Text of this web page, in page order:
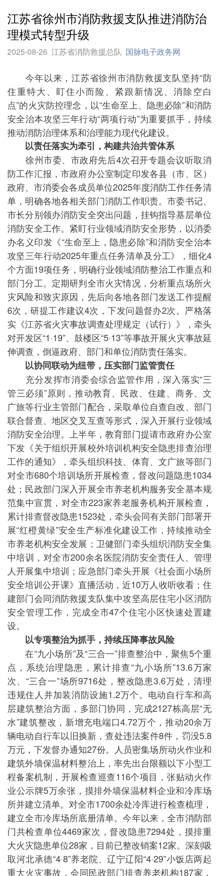
江苏省徐州市消防救援支队推进消防治
理模式转型升级
2025-08-26 江苏省消防救援总队 国脉电子政务网
今年以来，江苏省徐州市消防救援支队坚持“防
住重特大、盯住小而险、紧跟新情况、消除空白
点”的火灾防控理念，以“生命至上、隐患必除”和消防
安全治本攻坚三年行动“两项行动”为重要抓手，持续
推动消防治理体系和治理能力现代化建设。
以责任落实为牵引，构建共治共管体系
徐州市委、市政府先后4次召开专题会议听取消
防工作汇报，市政府办公室制定印发各县（市、区）
政府、市消委会各成员单位2025年度消防工作任务清
单，明确各地各相关部门消防工作职责。市委书记、
市长分别领办消防安全突出问题，挂钩指导基层单位
消防安全工作。紧盯行业领域消防安全形势，以消委
办名义印发《“生命至上，隐患必除”和消防安全治本
攻坚三年行动2025年重点任务清单及分工》，细化4
个方面19项任务，明确行业领域消防整治工作重点和
部门分工。定期研判全市火灾情况，分析重点场所火
灾风险和致灾原因，先后向各地各部门发送工作提醒
6次，研提工作建议4次，下发问题督办2次。严格落
实《江苏省火灾事故调查处理规定（试行）》，牵头
对开发区“1·19”、鼓楼区“5·13”等事故开展火灾事故延
伸调查，倒逼政府、部门和单位消防责任落实。
以协同联动为纽带，压实部门监管责任
充分发挥市消委会综合监管作用，深入落实“三
管三必须”原则，推动教育、民政、住建、商务、文
广旅等行业主管部门配合，采取单位自查自改、部门
联合督查、地区交叉互查等形式，深入开展行业领域
消防安全治理。上半年，教育部门提请市政府办公室
下发《关于组织开展校外培训机构安全隐患排查治理
工作的通知》，牵头组织科技、体育、文广旅等部门
对全市680个培训场所开展检查，督改问题隐患1034
处；民政部门深入开展全市养老机构服务安全基本规
范集中宣贯，对全市223家养老服务机构开展检查，
累计排查督改隐患1523处，牵头会同有关部门部署开
展“红橙黄绿”安全生产标准化建设工作，持续推动全
市养老机构安全发展；卫健部门牵头组织消防安全集
中培训，对全市200余名医院消防安全责任人、管理
人开展集中培训；应急部门牵头开展《社会面小场所
安全培训公开课》直播活动，近10万人收听收看；住
建部门会同消防救援支队集中攻坚高层住宅小区消防
安全管理工作，完成全市47个住宅小区快速处置建
设。
以专项整治为抓手，持续压降事故风险
在“九小场所”及“三合一”排查整治中，聚焦5个重
点，系统治理隐患，累计排查“九小场所”13.6万家
次、“三合一”场所9716处，整改隐患3.6万处，清理
违规住人并加装消防设施1.2万个。电动自行车和高
层建筑整治方面，多部门协同，完成2127栋高层“无
水”建筑整改，新增充电端口4.72万个，推动20余万
辆电动自行车以旧换新，查处违法案件8件，罚没5.8
万元，下发督办通知27份。人员密集场所动火作业和
建筑外墙保温材料整治上，率先出台限额以下小型工
程备案机制，开展检查巡查116个项目，张贴动火作
业公示牌5万余张，摸排外墙保温材料企业和冷库场
所并建立清单。对全市1700余处冷库进行检查梳理，
建立全市冷库场所底册清单。今年以来，全市消防部
门共检查单位4469家次，督改隐患7294处，摸排重
大火灾隐患单位28家，目前已整改销案12家。深刻吸
取河北承德“4·8”养老院、辽宁辽阳“4·29”小饭店两起
重大火灾事故，会同民政部门排查养老机构187家，